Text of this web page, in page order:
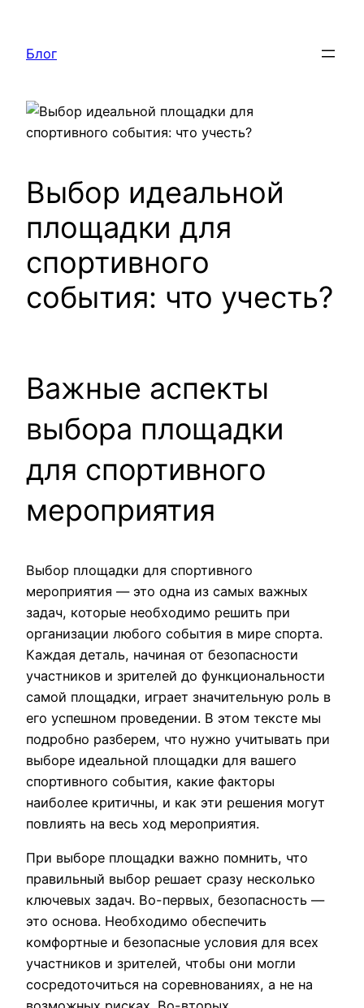
содержимому
Блог
Выбор идеальной
площадки для
спортивного
события: что учесть?
Важные аспекты
выбора площадки
для спортивного
мероприятия
Выбор площадки для спортивного
мероприятия — это одна из самых важных
задач, которые необходимо решить при
организации любого события в мире спорта.
Каждая деталь, начиная от безопасности
участников и зрителей до функциональности
самой площадки, играет значительную роль в
его успешном проведении. В этом тексте мы
подробно разберем, что нужно учитывать при
выборе идеальной площадки для вашего
спортивного события, какие факторы
наиболее критичны, и как эти решения могут
повлиять на весь ход мероприятия.
При выборе площадки важно помнить, что
правильный выбор решает сразу несколько
ключевых задач. Во-первых, безопасность —
это основа. Необходимо обеспечить
комфортные и безопасные условия для всех
участников и зрителей, чтобы они могли
сосредоточиться на соревнованиях, а не на